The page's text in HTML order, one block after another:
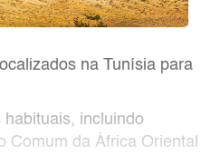
na Tunísia para
incluindo
Comum da África Oriental